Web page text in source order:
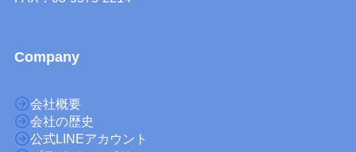
Company
会社概要
会社の歴史
公式LINEアカウント